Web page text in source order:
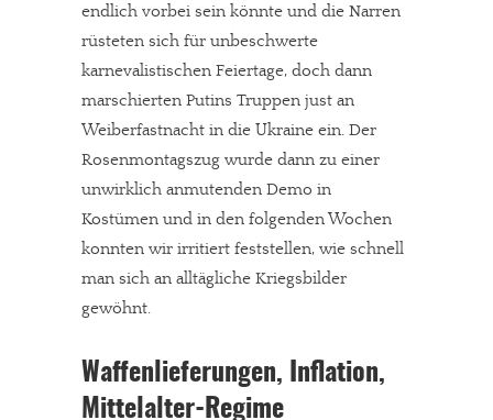
endlich vorbei sein könnte und die Narren
rüsteten sich für unbeschwerte
karnevalistischen Feiertage, doch dann
marschierten Putins Truppen just an
Weiberfastnacht in die Ukraine ein. Der
Rosenmontagszug wurde dann zu einer
unwirklich anmutenden Demo in
Kostümen und in den folgenden Wochen
konnten wir irritiert feststellen, wie schnell
man sich an alltägliche Kriegsbilder
gewöhnt.
Waffenlieferungen, Inflation,
Mittelalter-Regime